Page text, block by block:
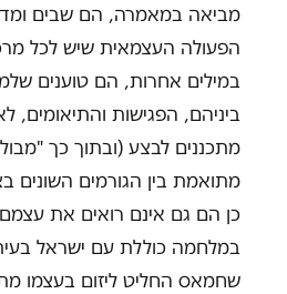
מביאה במאמרה, הם שבים
הפעולה העצמאית שיש לכל
במילים אחרות, הם טוענים
ביניהם, הפגישות והתיאומים,
מתכננים לבצע (ובתוך כך
מתואמת בין הגורמים השונים
כן הם גם אינם רואים את
במלחמה כוללת עם ישראל
שחמאס החליט ליזום בעצמו